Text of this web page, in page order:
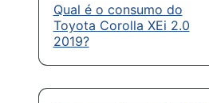
Qual é o consumo do
Toyota Corolla XEi 2.0
2019?